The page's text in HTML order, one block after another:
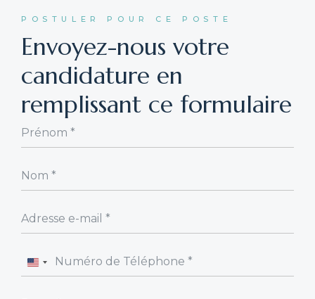
POSTULER POUR CE POSTE
Envoyez-nous votre
candidature en
remplissant ce formulaire
United